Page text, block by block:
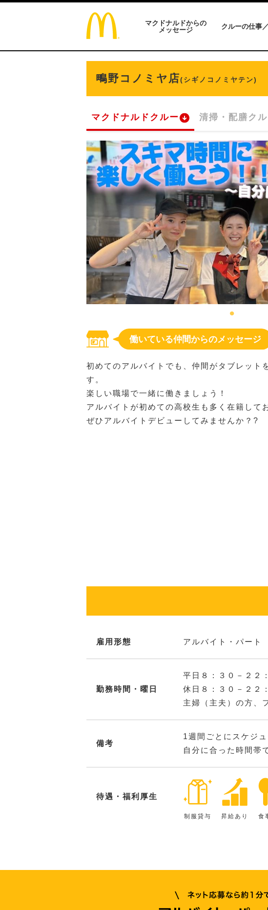
マクドナルドからの
メッセージ
クルーの仕事
鴫野コノミヤ店(シギノコノミヤテン)
マクドナルドクルー 清掃・配膳クル
働いている仲間からのメッセージ
初めてのアルバイトでも、仲間がタブレット
す。
楽しい職場で一緒に働きましょう！
アルバイトが初めての高校生も多く在籍して
ぜひアルバイトデビューしてみませんか？?
雇用形態 アルバイト・パート
勤務時間・曜日
平日８：３０－２２
休日８：３０－２２
主婦（主夫）の方、
備考
1週間ごとにスケジ
自分に合った時間帯
待遇・福利厚生
制服貸与 昇給あり 食